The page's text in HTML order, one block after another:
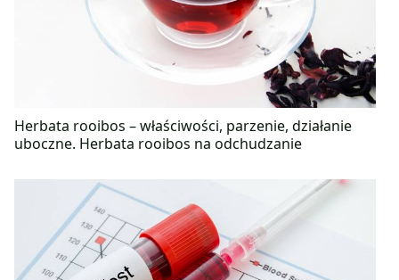
Herbata rooibos – właściwości, parzenie, działanie
uboczne. Herbata rooibos na odchudzanie